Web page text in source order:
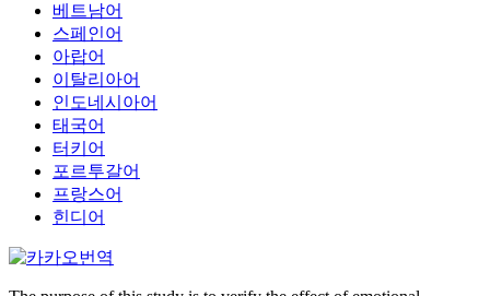
베트남어
스페인어
아랍어
이탈리아어
인도네시아어
태국어
터키어
포르투갈어
프랑스어
힌디어